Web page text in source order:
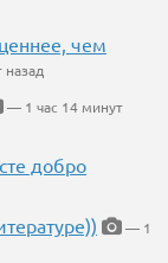
чем
— 1 час 14 минут
добро
— 1